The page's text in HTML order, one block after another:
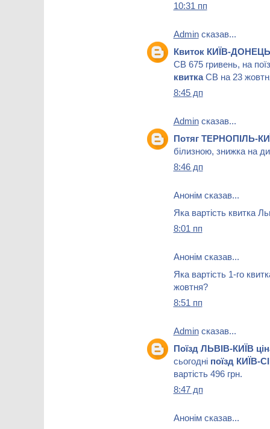
10:31 пп
Adminсказав...
Квиток КИЇВ-
СВ 675 гривень, на
квиткаСВ на 23
8:45 дп
Adminсказав...
Потяг ТЕРНОПІЛЬ-
білизною, знижка на
8:46 дп
Анонім сказав...
Яка вартість квитка
8:01 пп
Анонім сказав...
Яка вартість 1-го
жовтня?
8:51 пп
Adminсказав...
Поїзд ЛЬВІВ-КИЇВ
сьогодні поїзд
вартість 496 грн.
8:47 дп
Анонім сказав...